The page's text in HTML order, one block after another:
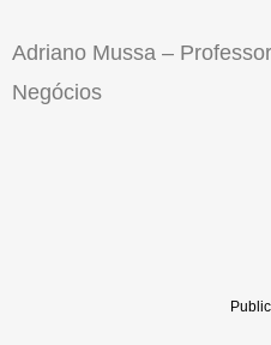
Adriano Mussa –
Negócios